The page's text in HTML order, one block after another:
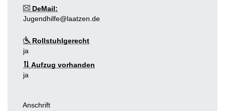
DeMail:
Jugendhilfe@laatzen.de
Rollstuhlgerecht
ja
Aufzug vorhanden
ja
Anschrift